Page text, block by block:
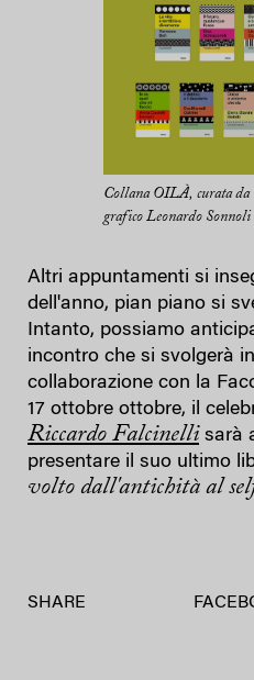
Collana OILÀ, curata da
grafico Leonardo Sonnoli
Altri appuntamenti si
dell'anno, pian piano si
Intanto, possiamo
incontro che si svolgerà
collaborazione con la
17 ottobre ottobre, il
Riccardo Falcinelli sarà
presentare il suo ultimo
volto dall'antichità al
SHARE